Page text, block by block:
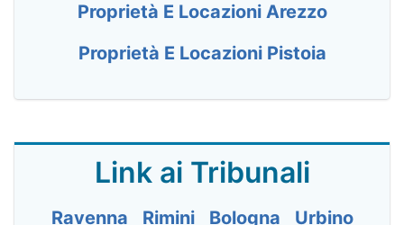
Proprietà E Locazioni Arezzo
Proprietà E Locazioni Pistoia
Link ai Tribunali
Ravenna Rimini Bologna Urbino